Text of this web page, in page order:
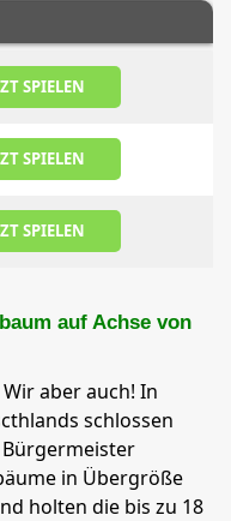
SPIELEN
SPIELEN
SPIELEN
auf Achse von
aber auch! In
schlossen
Bürgermeister
in Übergröße
holten die bis zu 18